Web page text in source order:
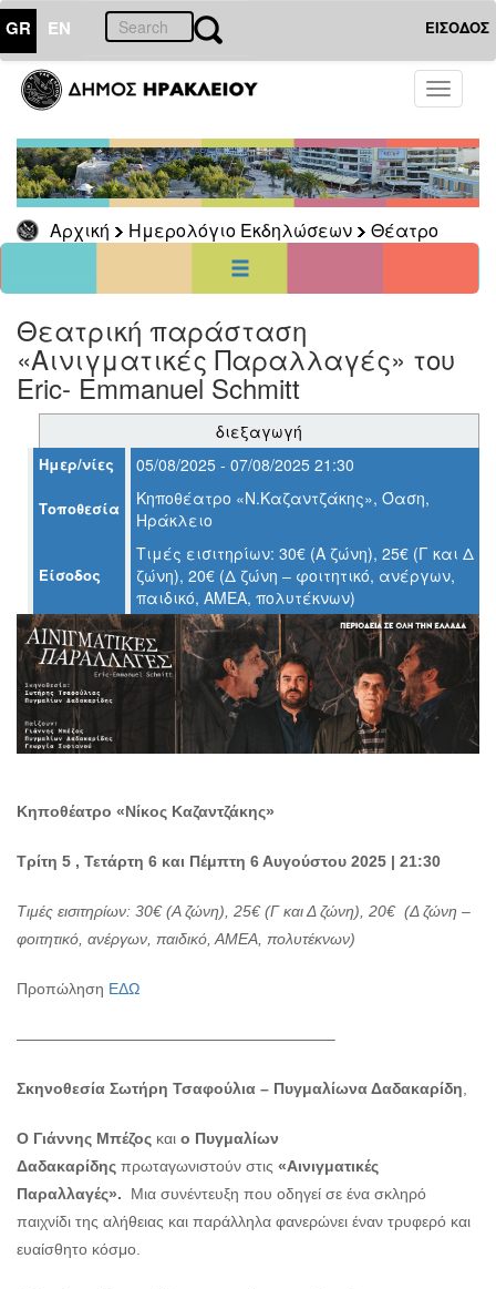
GR EN ΕΙΣΟΔΟΣ
Toggle
Αρχική Ημερολόγιο Εκδηλώσεων Θέατρο
01Αύγουστος
2026
Κυρ Δευ Τρι Τετ Πεμ Παρ Σαβ
1
2
9
10 11 12 13 14
15
22
<<
σήμερα >>
ΗΜΕΡΟΛΟΓΙΟ
ΕΚΔΗΛΩΣΕΩΝ
ΔΗΜΟΣ
ΠΟΛΙΤΙΣΜΟΣ
ΑΝΘΕΚΤΙΚΗ
ΠΟΛΗ
Θεατρική παράσταση
«Αινιγματικές Παραλλαγές» του
Eric- Emmanuel Schmitt
διεξαγωγή
Ημερ/νίες 05/08/2025 - 07/08/2025 21:30
Τοποθεσία
Κηποθέατρο «Ν.Καζαντζάκης», Όαση,
Ηράκλειο
Είσοδος
Τιμές εισιτηρίων: 30€ (Α ζώνη), 25€ (Γ και Δ
ζώνη), 20€ (Δ ζώνη – φοιτητικό, ανέργων,
παιδικό, ΑΜΕΑ, πολυτέκνων)
Κηποθέατρο «Νίκος Καζαντζάκης»
Τρίτη 5 , Τετάρτη 6 και Πέμπτη 6 Αυγούστου 2025 | 21:30
Τιμές εισιτηρίων: 30€ (Α ζώνη), 25€ (Γ και Δ ζώνη), 20€ (Δ ζώνη –
φοιτητικό, ανέργων, παιδικό, ΑΜΕΑ, πολυτέκνων)
Προπώληση ΕΔΩ
————————————————————–
Σκηνοθεσία Σωτήρη Τσαφούλια – Πυγμαλίωνα Δαδακαρίδη,
Ο Γιάννης Μπέζος και ο Πυγμαλίων
Δαδακαρίδης πρωταγωνιστούν στις «Αινιγματικές
Παραλλαγές». Μια συνέντευξη που οδηγεί σε ένα σκληρό
παιχνίδι της αλήθειας και παράλληλα φανερώνει έναν τρυφερό και
ευαίσθητο κόσμο.